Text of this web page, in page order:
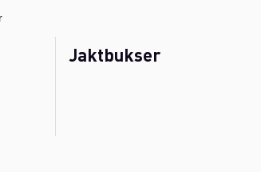
Jaktbukser